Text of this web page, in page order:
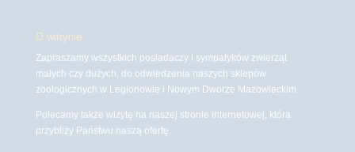
O witrynie
Zapraszamy wszystkich posiadaczy i sympatyków zwierząt
małych czy dużych, do odwiedzenia naszych sklepów
zoologicznych w Legionowie i Nowym Dworze Mazowieckim
Polecamy także wizytę na naszej stronie internetowej, która
przybliży Państwu naszą ofertę.